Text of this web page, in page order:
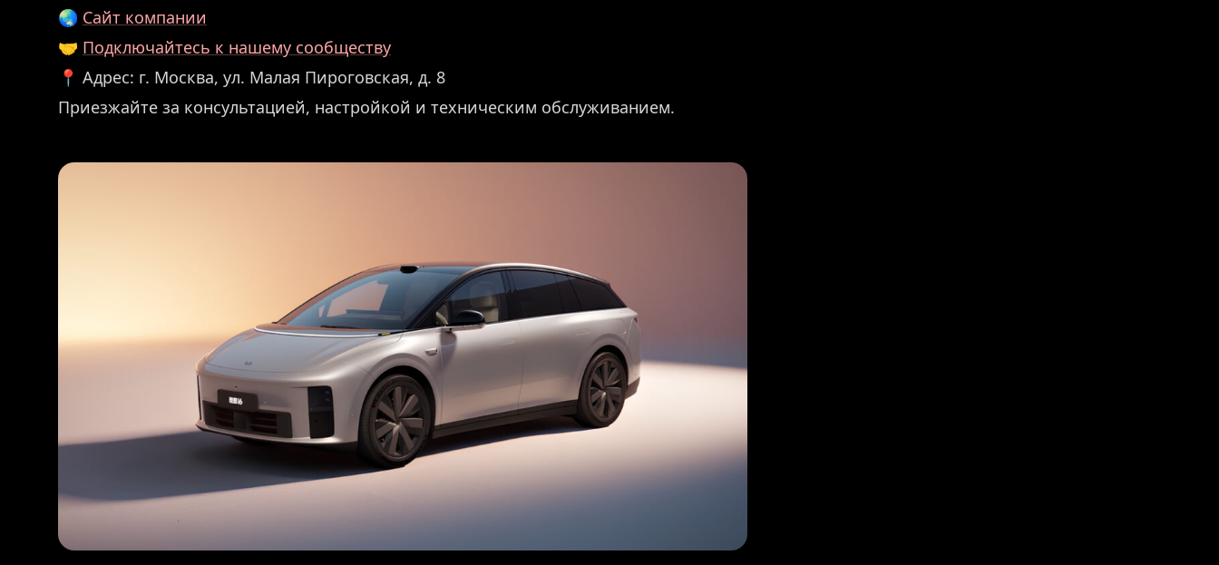
🌏 Сайт компании
🤝 Подключайтесь к нашему сообществу
📍 Адрес: г. Москва, ул. Малая Пироговская, д. 8
Приезжайте за консультацией, настройкой и техническим обслуживанием.